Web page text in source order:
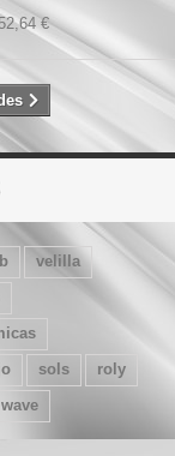
52,64 €
velilla
sols
roly